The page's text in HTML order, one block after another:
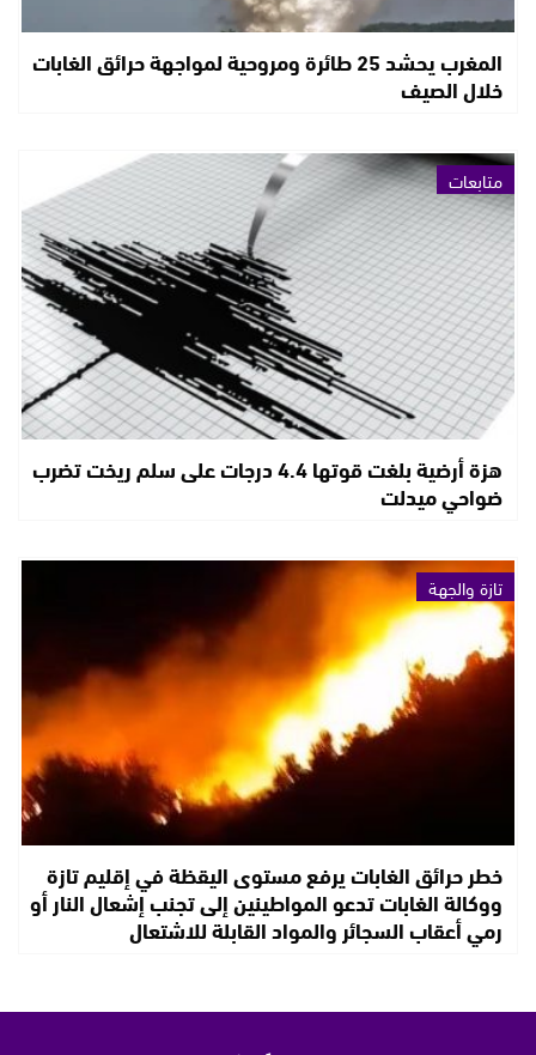
المغرب يحشد 25 طائرة ومروحية لمواجهة حرائق الغابات
خلال الصيف
متابعات
هزة أرضية بلغت قوتها 4.4 درجات على سلم ريخت تضرب
ضواحي ميدلت
تازة والجهة
خطر حرائق الغابات يرفع مستوى اليقظة في إقليم تازة
ووكالة الغابات تدعو المواطينين إلى تجنب إشعال النار أو
رمي أعقاب السجائر والمواد القابلة للاشتعال